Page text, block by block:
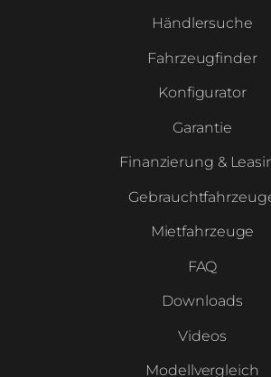
Händlersuche
Fahrzeugfinder
Konfigurator
Garantie
Finanzierung &
Mietfahrzeuge
FAQ
Downloads
Videos
Modellvergleich